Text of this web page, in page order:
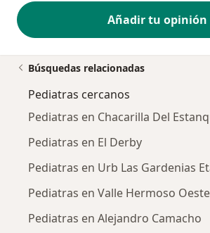
Añadir tu opinión
Búsquedas relacionadas
Pediatras cercanos
Pediatras en Chacarilla Del
Pediatras en El Derby
Pediatras en Urb Las Gardenias
Pediatras en Valle Hermoso Oeste
Pediatras en Alejandro Camacho